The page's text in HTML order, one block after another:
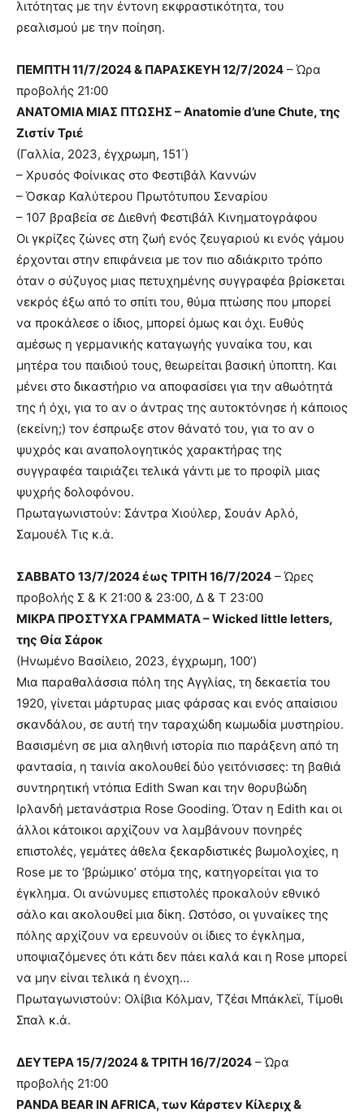
λιτότητας με την έντονη εκφραστικότητα, του
ρεαλισμού με την ποίηση.
ΠΕΜΠΤΗ 11/7/2024 & ΠΑΡΑΣΚΕΥΗ 12/7/2024 – Ώρα
προβολής 21:00
ΑΝΑΤΟΜΙΑ ΜΙΑΣ ΠΤΩΣΗΣ – Anatomie d’une Chute, της
Ζιστίν Τριέ
(Γαλλία, 2023, έγχρωμη, 151΄)
– Χρυσός Φοίνικας στο Φεστιβάλ Καννών
– Όσκαρ Καλύτερου Πρωτότυπου Σεναρίου
– 107 βραβεία σε Διεθνή Φεστιβάλ Κινηματογράφου
Οι γκρίζες ζώνες στη ζωή ενός ζευγαριού κι ενός γάμου
έρχονται στην επιφάνεια με τον πιο αδιάκριτο τρόπο
όταν ο σύζυγος μιας πετυχημένης συγγραφέα βρίσκεται
νεκρός έξω από το σπίτι του, θύμα πτώσης που μπορεί
να προκάλεσε ο ίδιος, μπορεί όμως και όχι. Ευθύς
αμέσως η γερμανικής καταγωγής γυναίκα του, και
μητέρα του παιδιού τους, θεωρείται βασική ύποπτη. Και
μένει στο δικαστήριο να αποφασίσει για την αθωότητά
της ή όχι, για το αν ο άντρας της αυτοκτόνησε ή κάποιος
(εκείνη;) τον έσπρωξε στον θάνατό του, για το αν ο
ψυχρός και αναπολογητικός χαρακτήρας της
συγγραφέα ταιριάζει τελικά γάντι με το προφίλ μιας
ψυχρής δολοφόνου.
Πρωταγωνιστούν: Σάντρα Χιούλερ, Σουάν Αρλό,
Σαμουέλ Τις κ.ά.
ΣΑΒΒΑΤΟ 13/7/2024 έως ΤΡΙΤΗ 16/7/2024 – Ώρες
προβολής Σ & Κ 21:00 & 23:00, Δ & Τ 23:00
ΜΙΚΡΑ ΠΡΟΣΤΥΧΑ ΓΡΑΜΜΑΤΑ – Wicked little letters,
της Θία Σάροκ
(Ηνωμένο Βασίλειο, 2023, έγχρωμη, 100’)
Μια παραθαλάσσια πόλη της Αγγλίας, τη δεκαετία του
1920, γίνεται μάρτυρας μιας φάρσας και ενός απαίσιου
σκανδάλου, σε αυτή την ταραχώδη κωμωδία μυστηρίου.
Βασισμένη σε μια αληθινή ιστορία πιο παράξενη από τη
φαντασία, η ταινία ακολουθεί δύο γειτόνισσες: τη βαθιά
συντηρητική ντόπια Edith Swan και την θορυβώδη
Ιρλανδή μετανάστρια Rose Gooding. Όταν η Edith και οι
άλλοι κάτοικοι αρχίζουν να λαμβάνουν πονηρές
επιστολές, γεμάτες άθελα ξεκαρδιστικές βωμολοχίες, η
Rose με το ‘βρώμικο’ στόμα της, κατηγορείται για το
έγκλημα. Οι ανώνυμες επιστολές προκαλούν εθνικό
σάλο και ακολουθεί μια δίκη. Ωστόσο, οι γυναίκες της
πόλης αρχίζουν να ερευνούν οι ίδιες το έγκλημα,
υποψιαζόμενες ότι κάτι δεν πάει καλά και η Rose μπορεί
να μην είναι τελικά η ένοχη…
Πρωταγωνιστούν: Ολίβια Κόλμαν, Τζέσι Μπάκλεϊ, Τίμοθι
Σπαλ κ.ά.
ΔΕΥΤΕΡΑ 15/7/2024 & ΤΡΙΤΗ 16/7/2024 – Ώρα
προβολής 21:00
PANDA BEAR IN AFRICA, των Κάρστεν Κίλεριχ &